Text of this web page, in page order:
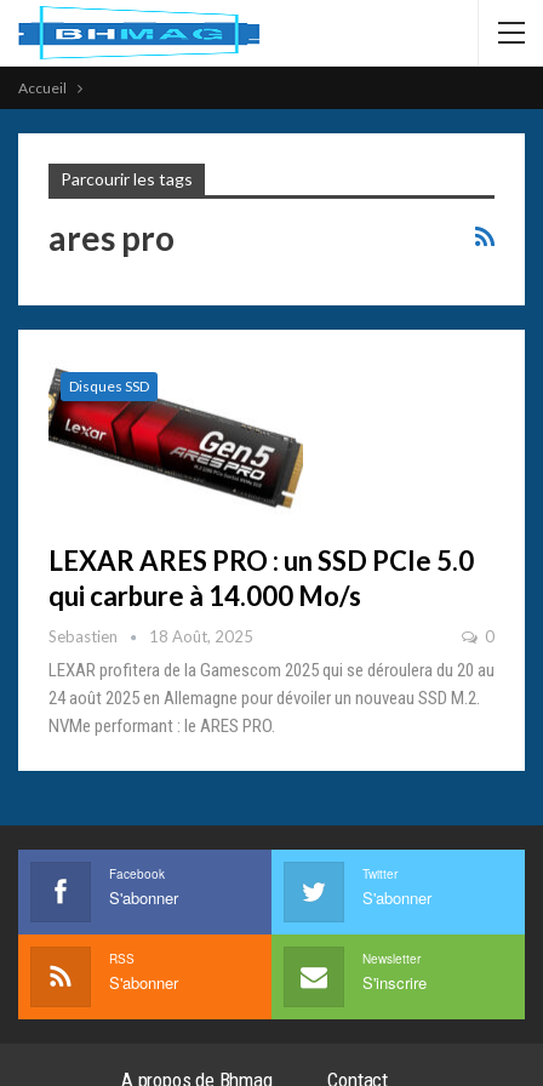
Accueil
Parcourir les tags
ares pro
Disques SSD
LEXAR ARES PRO : un SSD PCIe 5.0
qui carbure à 14.000 Mo/s
Sebastien 18 Août, 2025 0
LEXAR profitera de la Gamescom 2025 qui se déroulera du 20 au
24 août 2025 en Allemagne pour dévoiler un nouveau SSD M.2.
NVMe performant : le ARES PRO.
Facebook
S'abonner
Twitter
S'abonner
RSS
S'abonner
Newsletter
S'inscrire
A propos de Bhmag Contact